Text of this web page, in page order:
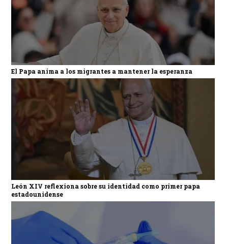
El Papa anima a los migrantes a mantener la esperanza
León XIV reflexiona sobre su identidad como primer papa
estadounidense